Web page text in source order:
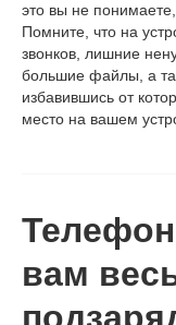
это вы не
Помните, что на
звонков, лишние
большие файлы, а
избавившись от
место на вашем
вам